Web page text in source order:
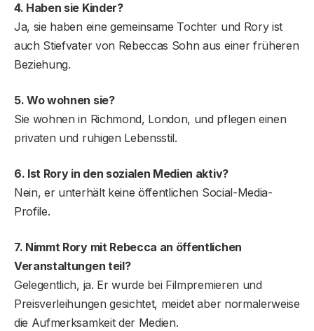
4. Haben sie Kinder?
Ja, sie haben eine gemeinsame Tochter und Rory ist
auch Stiefvater von Rebeccas Sohn aus einer früheren
Beziehung.
5. Wo wohnen sie?
Sie wohnen in Richmond, London, und pflegen einen
privaten und ruhigen Lebensstil.
6. Ist Rory in den sozialen Medien aktiv?
Nein, er unterhält keine öffentlichen Social-Media-
Profile.
7. Nimmt Rory mit Rebecca an öffentlichen
Veranstaltungen teil?
Gelegentlich, ja. Er wurde bei Filmpremieren und
Preisverleihungen gesichtet, meidet aber normalerweise
die Aufmerksamkeit der Medien.